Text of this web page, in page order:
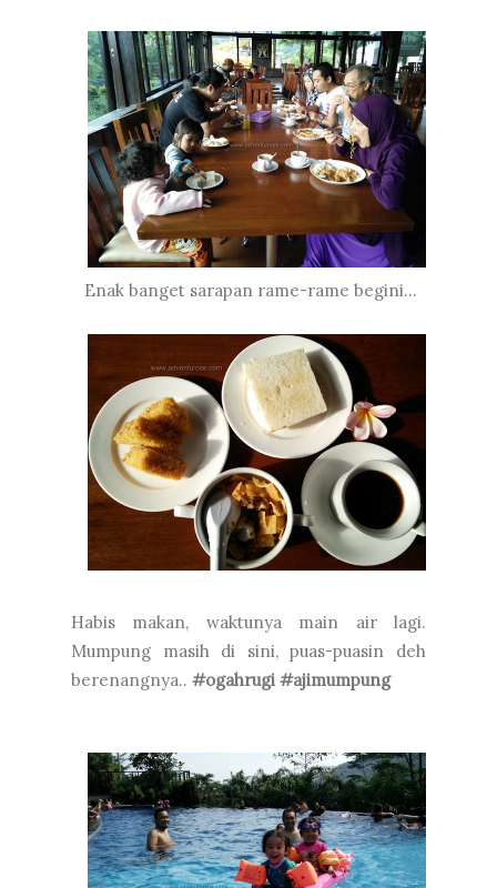
Enak banget sarapan rame-rame begini...
Habis makan, waktunya main air lagi.
Mumpung masih di sini, puas-puasin deh
berenangnya.. #ogahrugi #ajimumpung